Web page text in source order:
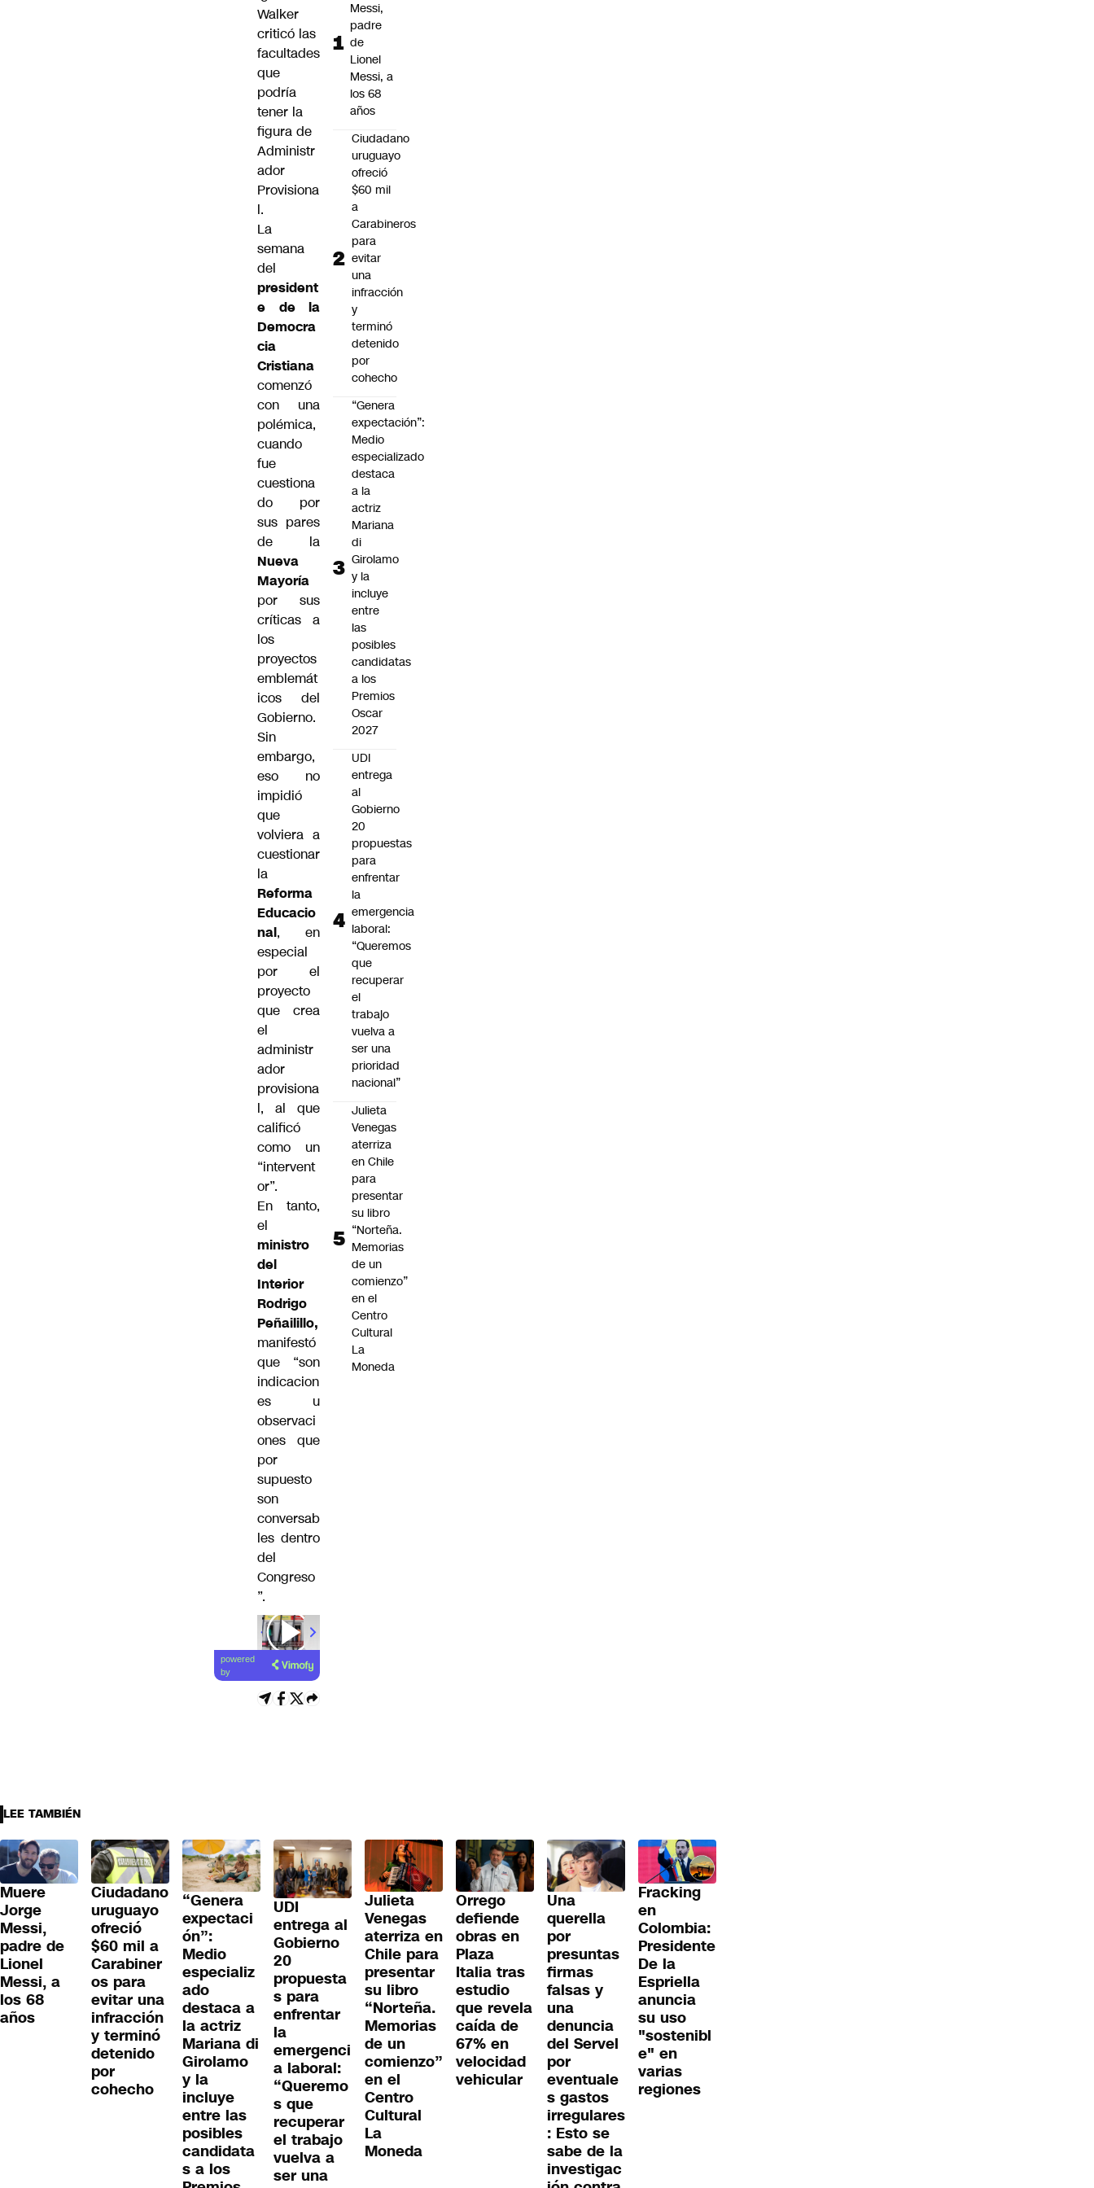
Walker
criticó las
facultades
que
podría
tener la
figura de
Administr
ador
Provisiona
l.
La
semana
del
president
e de la
Democra
cia
Cristiana
comenzó
con una
polémica,
cuando
fue
cuestiona
do por
sus pares
de la
Nueva
Mayoría
por sus
críticas a
los
proyectos
emblemát
icos del
Gobierno.
Sin
embargo,
eso no
impidió
que
volviera a
cuestionar
la
Reforma
Educacio
nal, en
especial
por el
proyecto
que crea
el
administr
ador
provisiona
l, al que
calificó
como un
“intervent
or”.
En tanto,
el
ministro
del
Interior
Rodrigo
Peñailillo,
manifestó
que “son
indicacion
es u
observaci
ones que
por
supuesto
son
conversab
les dentro
del
Congreso
”.
powered
by
Messi,
padre
de
Lionel
Messi, a
los 68
años
Ciudadano
uruguayo
ofreció
$60 mil
a
Carabineros
para
evitar
una
infracción
y
terminó
detenido
por
cohecho
“Genera
expectación”:
Medio
especializado
destaca
a la
actriz
Mariana
di
Girolamo
y la
incluye
entre
las
posibles
candidatas
a los
Premios
Oscar
2027
UDI
entrega
al
Gobierno
20
propuestas
para
enfrentar
la
emergencia
laboral:
“Queremos
que
recuperar
el
trabajo
vuelva a
ser una
prioridad
nacional”
Julieta
Venegas
aterriza
en Chile
para
presentar
su libro
“Norteña.
Memorias
de un
comienzo”
en el
Centro
Cultural
La
Moneda
LEE TAMBIÉN
Muere
Jorge
Messi,
padre de
Lionel
Messi, a
los 68
años
Ciudadano
uruguayo
ofreció
$60 mil a
Carabiner
os para
evitar una
infracción
y terminó
detenido
por
cohecho
“Genera
expectaci
ón”:
Medio
especializ
ado
destaca a
la actriz
Mariana di
Girolamo
y la
incluye
entre las
posibles
candidata
s a los
UDI
entrega al
Gobierno
20
propuesta
s para
enfrentar
la
emergenci
a laboral:
“Queremo
s que
recuperar
el trabajo
vuelva a
ser una
Julieta
Venegas
aterriza en
Chile para
presentar
su libro
“Norteña.
Memorias
de un
comienzo”
en el
Centro
Cultural
La
Moneda
Orrego
defiende
obras en
Plaza
Italia tras
estudio
que revela
caída de
67% en
velocidad
vehicular
Una
querella
por
presuntas
firmas
falsas y
una
denuncia
del Servel
por
eventuale
s gastos
irregulares
: Esto se
sabe de la
investigac
Fracking
en
Colombia:
Presidente
De la
Espriella
anuncia
su uso
"sostenibl
e" en
varias
regiones